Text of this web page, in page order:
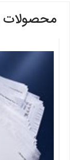
محصولات